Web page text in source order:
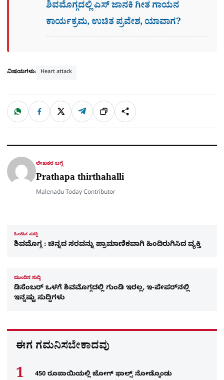
ಶಿವಮೊಗ್ಗದಲ್ಲಿ ಎಸ್​ ಜಾನಕಿ ಗೀತ ಗಾಯನ
ಕಾರ್ಯಕ್ರಮ, ಉಚಿತ ಪ್ರವೇಶ, ಯಾವಾಗ?
ವಿಷಯಗಳು: Heart attack
ಹಂಚಿಕೊಳ್ಳಿ
W
a
t
p
F
c
e
o
X T
l
e
a
ಲಿಂ
ಕ್
S
h
a
ಲೇಖಕರ ಬಗ್ಗೆ
Prathapa thirthahalli
Malenadu Today Contributor
ಹಿಂದಿನ ಸುದ್ದಿ
ಶಿವಮೊಗ್ಗ : ಚಿನ್ನದ ಸರವನ್ನು ಪ್ರಾಮಾಣಿಕವಾಗಿ ಹಿಂದಿರುಗಿಸಿದ ವ್ಯಕ್ತಿ
ಮುಂದಿನ ಸುದ್ದಿ
ಡಿಸೆಂಬರ್​ ಒಳಗೆ ಶಿವಮೊಗ್ಗದಲ್ಲಿ ಗುಂಡಿ ಇರಲ್ಲ, ಇ-ಪೇಪರ್​ನಲ್ಲಿ
ಇನ್ನಷ್ಟು ಸುದ್ದಿಗಳು
ಈಗ ಗಮನಿಸಬೇಕಾದವು
450 ರೂಪಾಯಿಯಲ್ಲಿ ಜೋಗ್​ ಫಾಲ್ಸ್​ ನೋಡ್ಕೊಂಡು